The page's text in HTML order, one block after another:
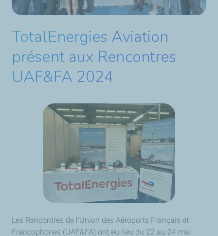
TotalEnergies Aviation
présent aux Rencontres
UAF&FA 2024
Les Rencontres de l'Union des Aéroports Français et
Francophones (UAF&FA) ont eu lieu du 22 au 24 mai